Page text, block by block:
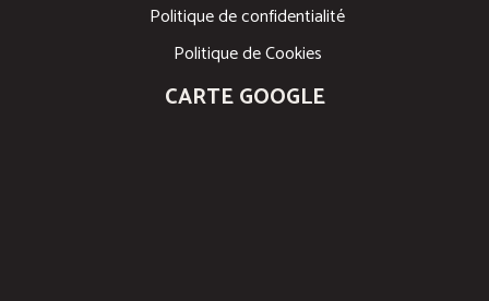
Politique de confidentialité
Politique de Cookies
CARTE GOOGLE